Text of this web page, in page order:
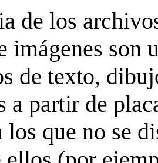
de los
imágenes son
de texto,
a partir de
los que no se